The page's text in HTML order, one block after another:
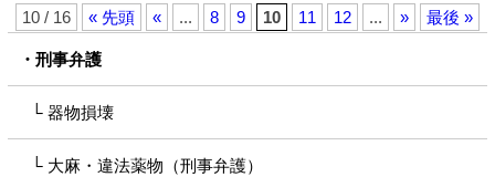
10 / 16 « 先頭 « ... 8 9 10 11 12 ... » 最後 »
刑事弁護
器物損壊
大麻・違法薬物（刑事弁護）